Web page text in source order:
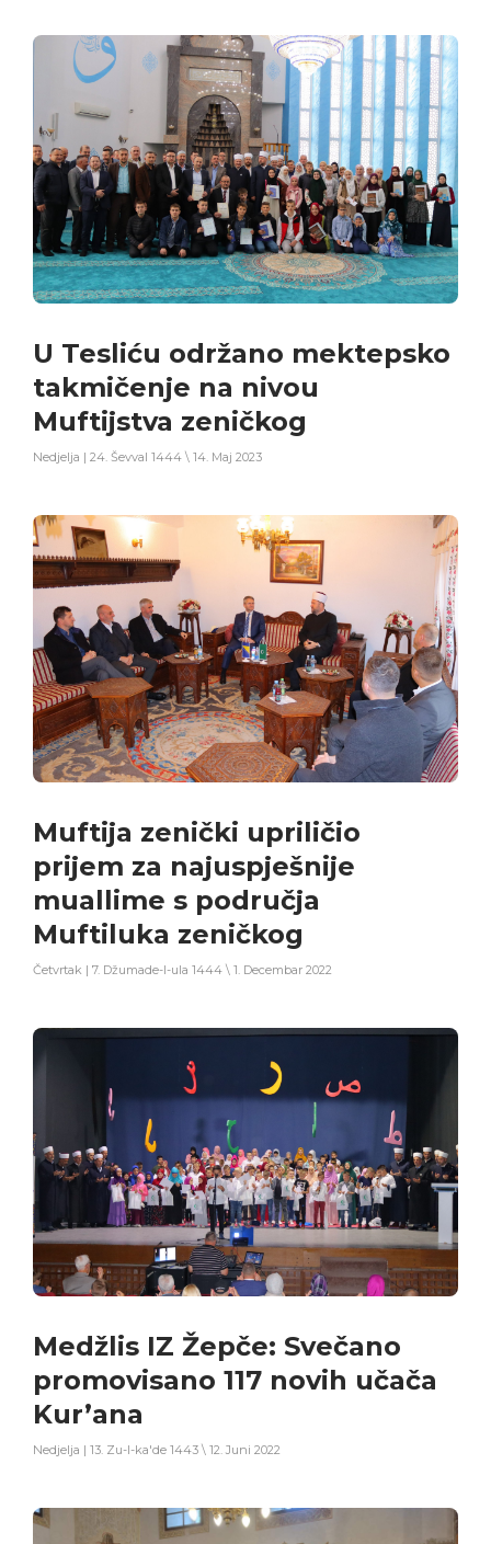
U Tesliću održano mektepsko
takmičenje na nivou
Muftijstva zeničkog
Nedjelja | 24. Ševval 1444 \ 14. Maj 2023
Muftija zenički upriličio
prijem za najuspješnije
muallime s područja
Muftiluka zeničkog
Četvrtak | 7. Džumade-l-ula 1444 \ 1. Decembar 2022
Medžlis IZ Žepče: Svečano
promovisano 117 novih učača
Kur’ana
Nedjelja | 13. Zu-l-ka'de 1443 \ 12. Juni 2022